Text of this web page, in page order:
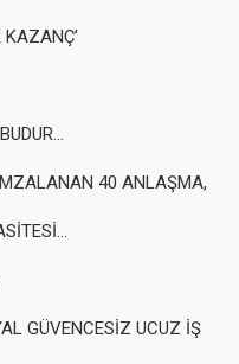
KAZANÇ’
40 ANLAŞMA,
GÜVENCESİZ UCUZ İŞ